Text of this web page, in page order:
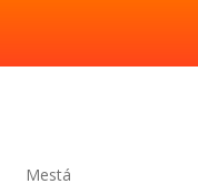
Mestá